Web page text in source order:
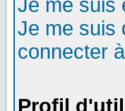
Je me suis
Je me suis
connecter
Profil